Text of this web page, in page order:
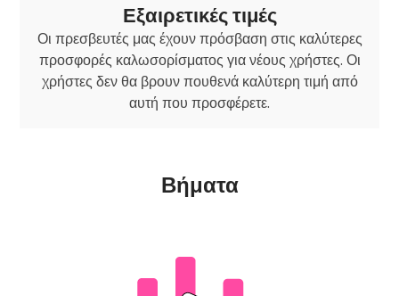
Εξαιρετικές τιμές
Οι πρεσβευτές μας έχουν πρόσβαση στις καλύτερες
προσφορές καλωσορίσματος για νέους χρήστες. Οι
χρήστες δεν θα βρουν πουθενά καλύτερη τιμή από
αυτή που προσφέρετε.
Βήματα